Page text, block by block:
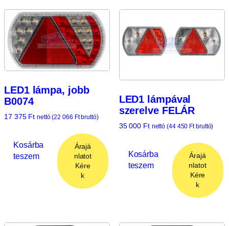
LED1 lámpa, jobb
B0074
17 375 Ft nettó (22 066 Ftbruttó)
Kosárba
teszem
Árajá
nlatot
Kére
k
LED1 lámpával
szerelve FELÁR
35 000 Ft nettó (44 450 Ftbruttó)
Kosárba
teszem
Árajá
nlatot
Kére
k